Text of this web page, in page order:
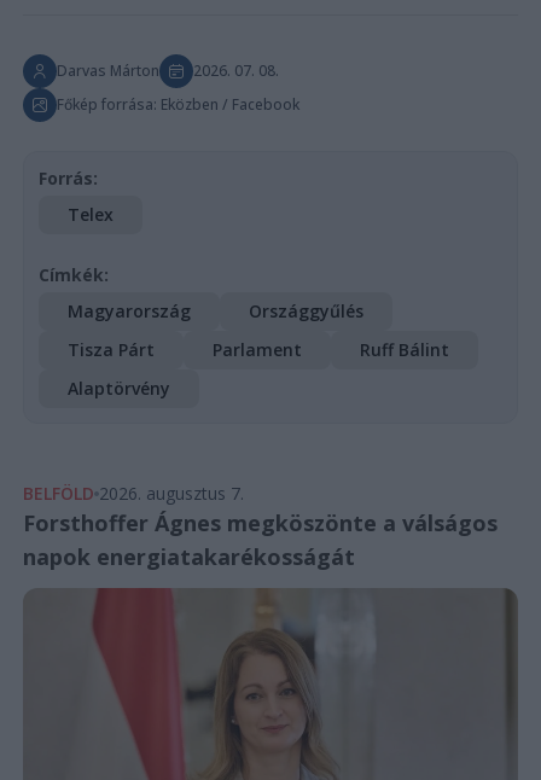
Darvas Márton
2026. 07. 08.
Főkép forrása: Eközben / Facebook
Forrás:
Telex
Címkék:
Magyarország
Országgyűlés
Tisza Párt
Parlament
Ruff Bálint
Alaptörvény
BELFÖLD 2026. augusztus 7.
Forsthoffer Ágnes megköszönte a válságos
napok energiatakarékosságát